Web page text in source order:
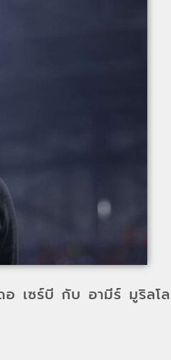
อ เซร์บี กับ อามีร์ มูริลโล